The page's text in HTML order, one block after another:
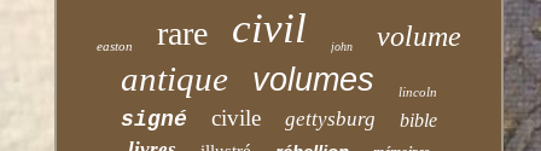
easton rare civil john volume
antique volumes lincoln
signé civile gettysburg bible